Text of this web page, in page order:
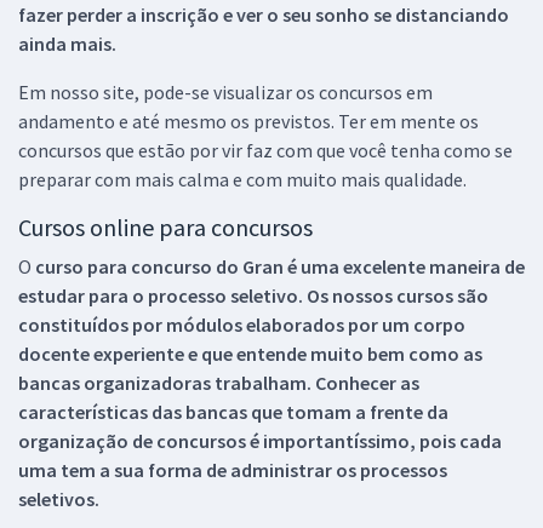
fazer perder a inscrição e ver o seu sonho se distanciando
ainda mais.
Em nosso site, pode-se visualizar os concursos em
andamento e até mesmo os previstos. Ter em mente os
concursos que estão por vir faz com que você tenha como se
preparar com mais calma e com muito mais qualidade.
Cursos online para concursos
O curso para concurso do Gran é uma excelente maneira de
estudar para o processo seletivo. Os nossos cursos são
constituídos por módulos elaborados por um corpo
docente experiente e que entende muito bem como as
bancas organizadoras trabalham. Conhecer as
características das bancas que tomam a frente da
organização de concursos é importantíssimo, pois cada
uma tem a sua forma de administrar os processos
seletivos.